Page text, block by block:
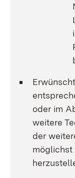
oder im
weitere
der
möglichst